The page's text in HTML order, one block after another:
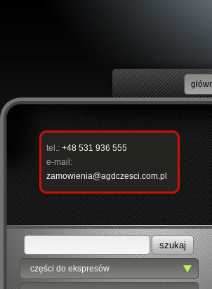
tel.: +48 531 936 555
e-mail:
zamowienia@agdczesci.com.pl
części do ekspresów